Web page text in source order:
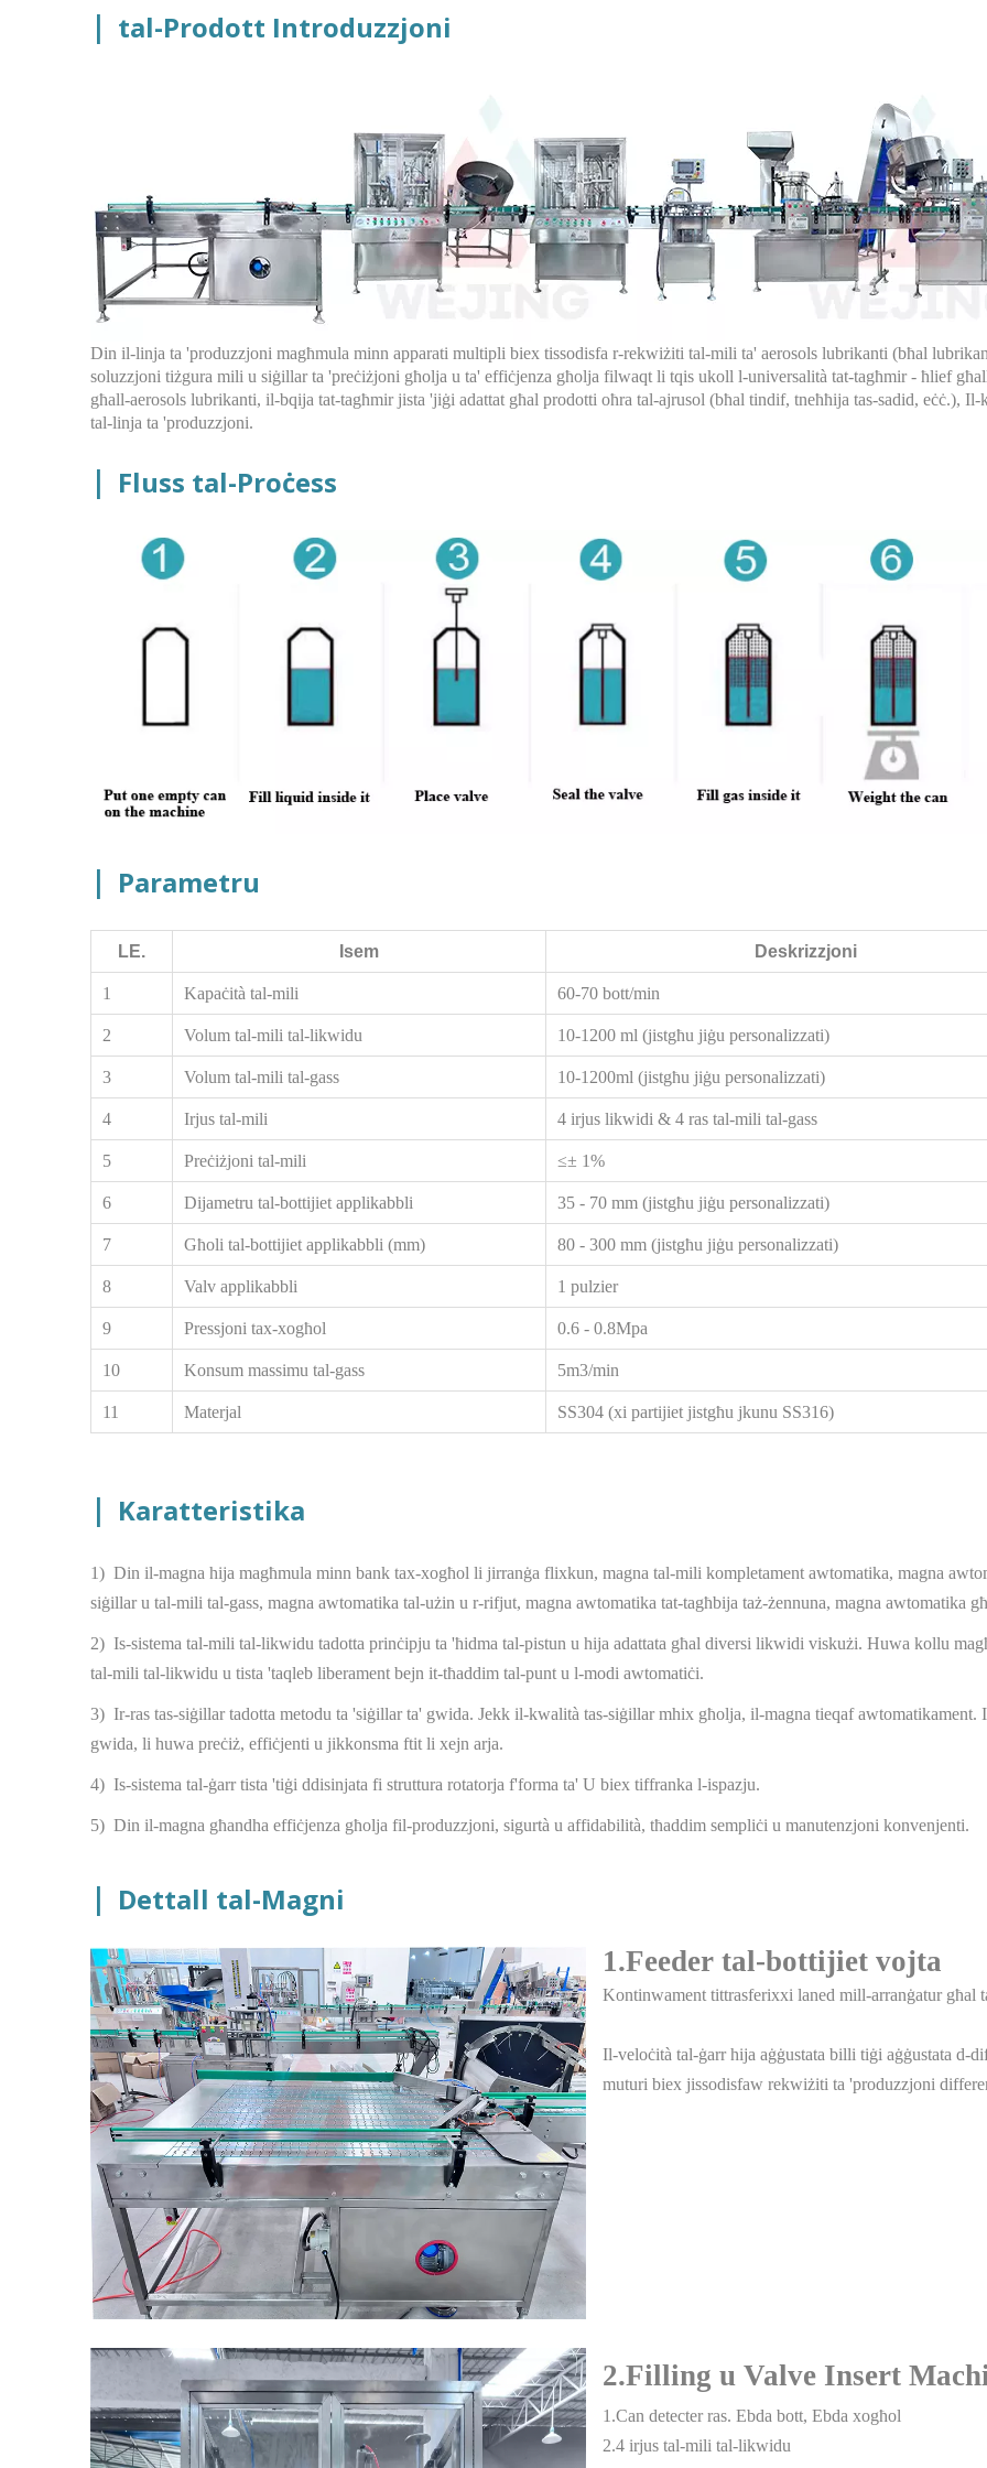
| tal-Prodott Introduzzjoni
Din il-linja ta 'produzzjoni magħmula minn apparati multipli biex tissodisfa r-rekwiżiti tal-mili ta' aerosols lubrikanti (bħal
soluzzjoni tiżgura mili u siġillar ta 'preċiżjoni għolja u ta' effiċjenza għolja filwaqt li tqis ukoll l-universalità tat-tagħmir - ħlief
għall-aerosols lubrikanti, il-bqija tat-tagħmir jista 'jiġi adattat għal prodotti oħra tal-ajrusol (bħal tindif, tneħħija tas-sadid, eċċ.),
tal-linja ta 'produzzjoni.
| Fluss tal-Proċess
| Parametru
LE. Isem Deskrizzjoni
1 Kapaċità tal-mili 60-70 bott/min
2 Volum tal-mili tal-likwidu 10-1200 ml (jistgħu jiġu personalizzati)
3 Volum tal-mili tal-gass 10-1200ml (jistgħu jiġu personalizzati)
4 Irjus tal-mili 4 irjus likwidi & 4 ras tal-mili tal-gass
5 Preċiżjoni tal-mili ≤± 1%
6 Dijametru tal-bottijiet applikabbli 35 - 70 mm (jistgħu jiġu personalizzati)
7 Għoli tal-bottijiet applikabbli (mm) 80 - 300 mm (jistgħu jiġu personalizzati)
8 Valv applikabbli 1 pulzier
9 Pressjoni tax-xogħol 0.6 - 0.8Mpa
10 Konsum massimu tal-gass 5m3/min
11 Materjal SS304 (xi partijiet jistgħu jkunu SS316)
| Karatteristika
1) Din il-magna hija magħmula minn bank tax-xogħol li jirranġa flixkun, magna tal-mili kompletament awtomatika, magna
siġillar u tal-mili tal-gass, magna awtomatika tal-użin u r-rifjut, magna awtomatika tat-tagħbija taż-żennuna, magna awtomatika
2) Is-sistema tal-mili tal-likwidu tadotta prinċipju ta 'ħidma tal-pistun u hija adattata għal diversi likwidi viskużi. Huwa kollu
tal-mili tal-likwidu u tista 'taqleb liberament bejn it-tħaddim tal-punt u l-modi awtomatiċi.
3) Ir-ras tas-siġillar tadotta metodu ta 'siġillar ta' gwida. Jekk il-kwalità tas-siġillar mhix għolja, il-magna tieqaf
gwida, li huwa preċiż, effiċjenti u jikkonsma ftit li xejn arja.
4) Is-sistema tal-ġarr tista 'tiġi ddisinjata fi struttura rotatorja f'forma ta' U biex tiffranka l-ispazju.
5) Din il-magna għandha effiċjenza għolja fil-produzzjoni, sigurtà u affidabilità, tħaddim sempliċi u manutenzjoni konvenjenti.
| Dettall tal-Magni
1.Feeder tal-bottijiet vojta
Kontinwament tittrasferixxi laned mill-arranġatur għal
Il-veloċità tal-ġarr hija aġġustata billi tiġi aġġustata d-
muturi biex jissodisfaw rekwiżiti ta 'produzzjoni
2.Filling u Valve Insert
1.Can detecter ras. Ebda bott, Ebda xogħol
2.4 irjus tal-mili tal-likwidu